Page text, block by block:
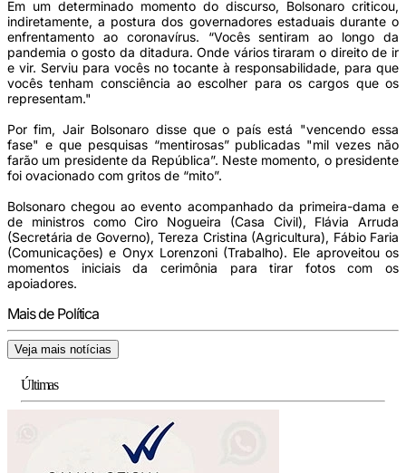
Em um determinado momento do discurso, Bolsonaro criticou,
indiretamente, a postura dos governadores estaduais durante o
enfrentamento ao coronavírus. “Vocês sentiram ao longo da
pandemia o gosto da ditadura. Onde vários tiraram o direito de ir
e vir. Serviu para vocês no tocante à responsabilidade, para que
vocês tenham consciência ao escolher para os cargos que os
representam."
Por fim, Jair Bolsonaro disse que o país está "vencendo essa
fase" e que pesquisas “mentirosas” publicadas "mil vezes não
farão um presidente da República”. Neste momento, o presidente
foi ovacionado com gritos de “mito”.
Bolsonaro chegou ao evento acompanhado da primeira-dama e
de ministros como Ciro Nogueira (Casa Civil), Flávia Arruda
(Secretária de Governo), Tereza Cristina (Agricultura), Fábio Faria
(Comunicações) e Onyx Lorenzoni (Trabalho). Ele aproveitou os
momentos iniciais da cerimônia para tirar fotos com os
apoiadores.
Mais de Política
Veja mais notícias
Últimas